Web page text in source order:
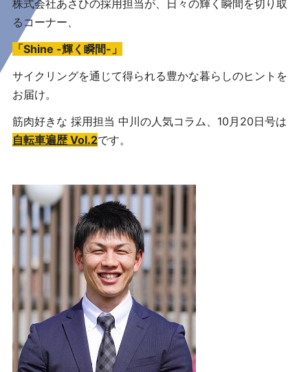
株式会社あさひの採用担当が、日々の輝く瞬間を切り取
るコーナー、
「Shine -輝く瞬間-」
サイクリングを通じて得られる豊かな暮らしのヒントを
お届け。
筋肉好きな 採用担当 中川の人気コラム、10月20日号は
自転車遍歴 Vol.2です。